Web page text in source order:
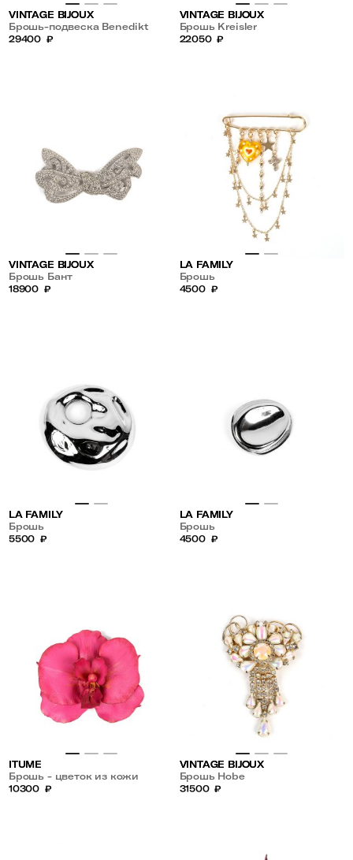
VINTAGE BIJOUX
Брошь-подвеска Benedikt
29400 ₽
VINTAGE BIJOUX
Брошь Kreisler
22050 ₽
VINTAGE BIJOUX
Брошь Бант
18900 ₽
LA FAMILY
Брошь
4500 ₽
LA FAMILY
Брошь
5500 ₽
LA FAMILY
Брошь
4500 ₽
ITUME
Брошь - цветок из кожи
10300 ₽
VINTAGE BIJOUX
Брошь Hobe
31500 ₽